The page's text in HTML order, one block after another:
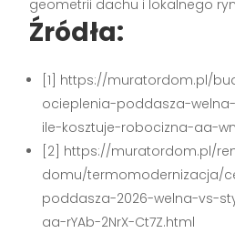
geometrii dachu i lokalnego
Źródła:
[1] https://muratordom.pl/
ocieplenia-poddasza-
ile-kosztuje-robocizna-aa-
[2] https://muratordom.pl/
domu/termomodernizacja/
poddasza-2026-welna-vs-
aa-rYAb-2NrX-Ct7Z.html